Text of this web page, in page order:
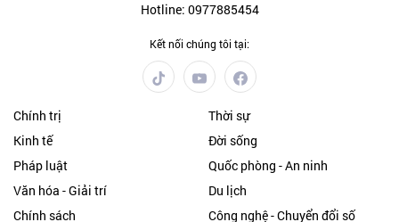
Hotline: 0977885454
Kết nối chúng tôi tại:
Chính trị
Thời sự
Kinh tế
Đời sống
Pháp luật
Quốc phòng - An ninh
Văn hóa - Giải trí
Du lịch
Chính sách
Công nghệ - Chuyển đổi số